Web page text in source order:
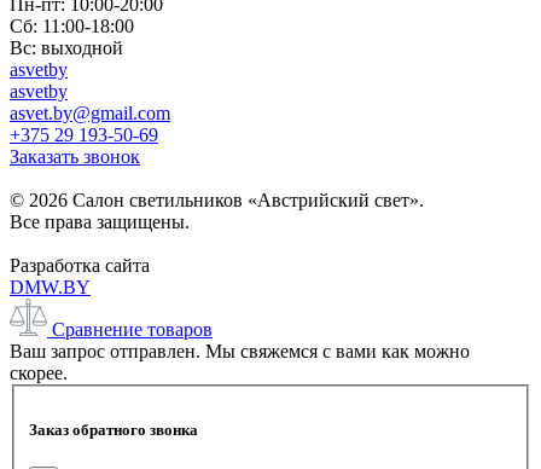
Пн-пт: 10:00-20:00
Сб: 11:00-18:00
Вс: выходной
asvetby
asvetby
asvet.by@gmail.com
+375 29 193-50-69
Заказать звонок
© 2026 Салон светильников «Австрийский свет».
Все права защищены.
Разработка сайта
DMW.BY
Сравнение товаров
Ваш запрос отправлен. Мы свяжемся с вами как можно
скорее.
Заказ обратного звонка